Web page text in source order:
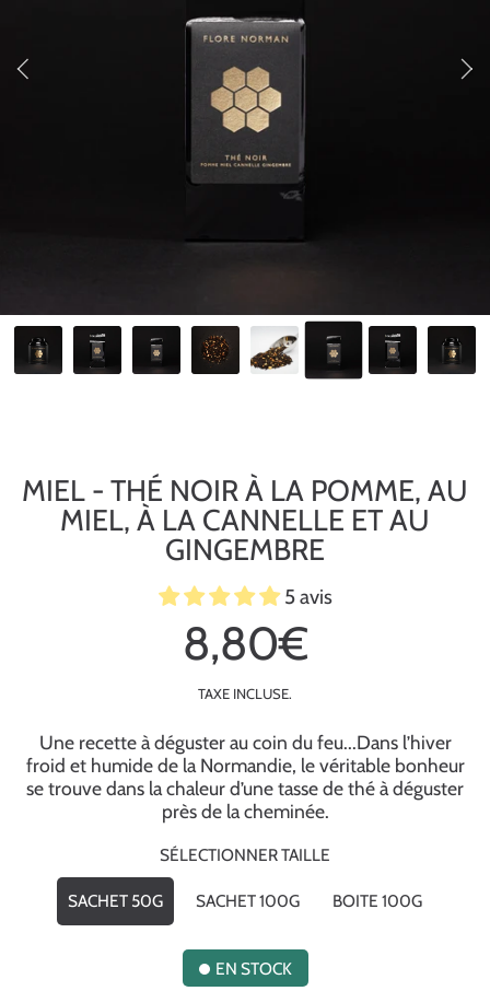
MIEL - THÉ NOIR À LA POMME, AU
MIEL, À LA CANNELLE ET AU
GINGEMBRE
5 avis
Prix
habituel
8,80€
TAXE INCLUSE.
Une recette à déguster au coin du feu...Dans l’hiver
froid et humide de la Normandie, le véritable bonheur
se trouve dans la chaleur d’une tasse de thé à déguster
près de la cheminée.
SÉLECTIONNER TAILLE
SACHET 50G SACHET 100G BOITE 100G
EN STOCK